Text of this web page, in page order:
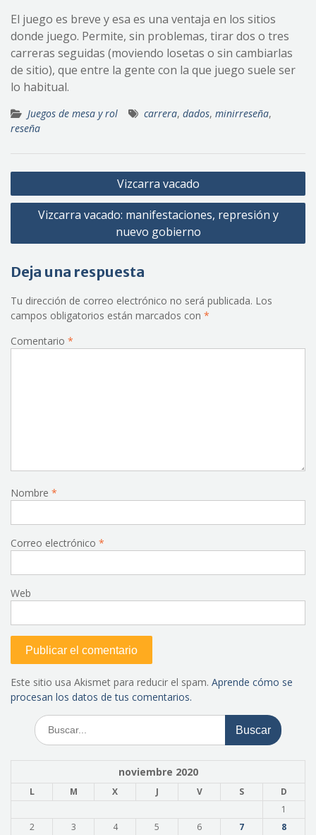
El juego es breve y esa es una ventaja en los sitios
donde juego. Permite, sin problemas, tirar dos o tres
carreras seguidas (moviendo losetas o sin cambiarlas
de sitio), que entre la gente con la que juego suele ser
lo habitual.
Juegos de mesa y rol carrera, dados, minirreseña,
reseña
Navegación
de
entradas
Vizcarra vacado
Vizcarra vacado: manifestaciones, represión y
nuevo gobierno
Deja una respuesta
Tu dirección de correo electrónico no será publicada. Los
campos obligatorios están marcados con *
Comentario *
Nombre *
Correo electrónico *
Web
Este sitio usa Akismet para reducir el spam. Aprende cómo se
procesan los datos de tus comentarios.
Buscar:
noviembre 2020
L M X J V S
D
1
2
3 4 5 6 7 8